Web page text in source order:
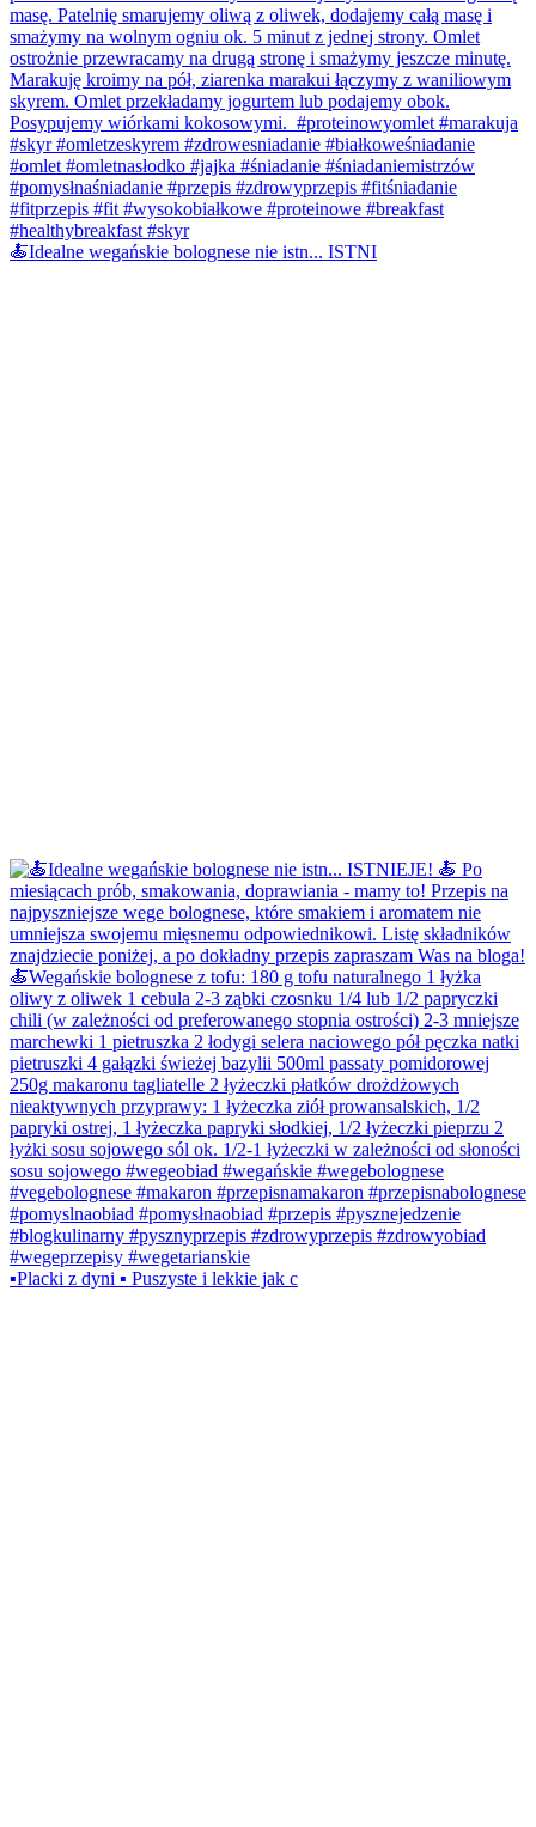
🍝Idealne wegańskie bolognese nie istn... ISTNI
▪️Placki z dyni ▪️ Puszyste i lekkie jak c